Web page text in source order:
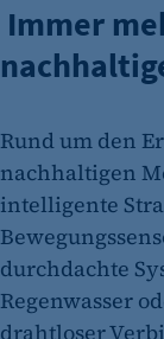
Immer
Rund um den
nachhaltigen
intelligente
durchdachte
Regenwasser
drahtloser